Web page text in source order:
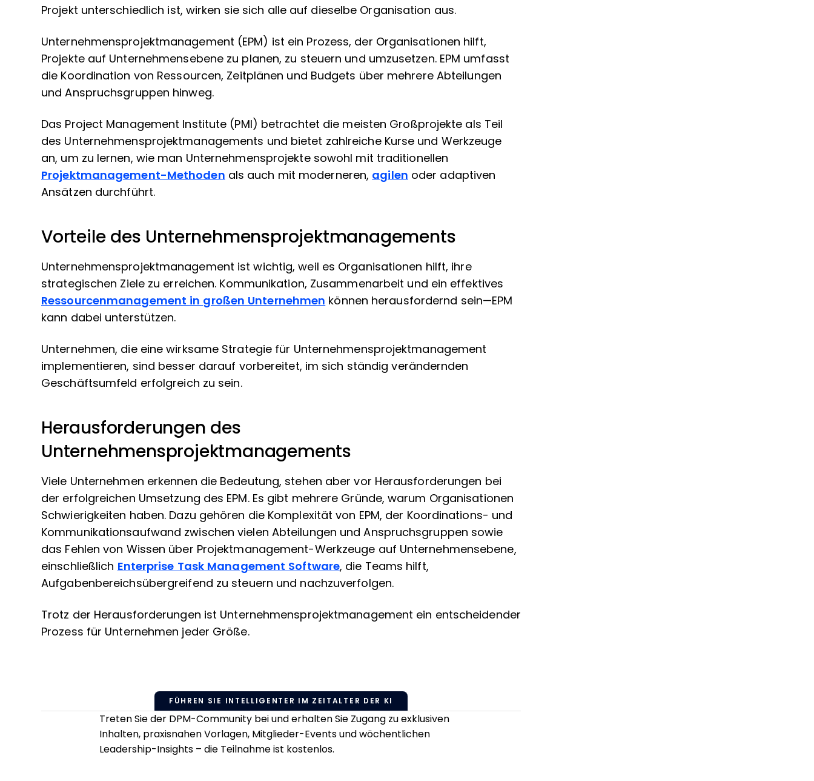
Projekt unterschiedlich ist, wirken sie sich alle auf dieselbe Organisation aus.
Unternehmensprojektmanagement (EPM) ist ein Prozess, der Organisationen hilft,
Projekte auf Unternehmensebene zu planen, zu steuern und umzusetzen. EPM umfasst
die Koordination von Ressourcen, Zeitplänen und Budgets über mehrere Abteilungen
und Anspruchsgruppen hinweg.
Das Project Management Institute (PMI) betrachtet die meisten Großprojekte als Teil
des Unternehmensprojektmanagements und bietet zahlreiche Kurse und Werkzeuge
an, um zu lernen, wie man Unternehmensprojekte sowohl mit traditionellen
Projektmanagement-Methoden als auch mit moderneren, agilen oder adaptiven
Ansätzen durchführt.
Vorteile des Unternehmensprojektmanagements
Unternehmensprojektmanagement ist wichtig, weil es Organisationen hilft, ihre
strategischen Ziele zu erreichen. Kommunikation, Zusammenarbeit und ein effektives
Ressourcenmanagement in großen Unternehmen können herausfordernd sein—EPM
kann dabei unterstützen.
Unternehmen, die eine wirksame Strategie für Unternehmensprojektmanagement
implementieren, sind besser darauf vorbereitet, im sich ständig verändernden
Geschäftsumfeld erfolgreich zu sein.
Herausforderungen des
Unternehmensprojektmanagements
Viele Unternehmen erkennen die Bedeutung, stehen aber vor Herausforderungen bei
der erfolgreichen Umsetzung des EPM. Es gibt mehrere Gründe, warum Organisationen
Schwierigkeiten haben. Dazu gehören die Komplexität von EPM, der Koordinations- und
Kommunikationsaufwand zwischen vielen Abteilungen und Anspruchsgruppen sowie
das Fehlen von Wissen über Projektmanagement-Werkzeuge auf Unternehmensebene,
einschließlich Enterprise Task Management Software, die Teams hilft,
Aufgabenbereichsübergreifend zu steuern und nachzuverfolgen.
Trotz der Herausforderungen ist Unternehmensprojektmanagement ein entscheidender
Prozess für Unternehmen jeder Größe.
FÜHREN SIE INTELLIGENTER IM ZEITALTER DER KI
Treten Sie der DPM-Community bei und erhalten Sie Zugang zu exklusiven
Inhalten, praxisnahen Vorlagen, Mitglieder-Events und wöchentlichen
Leadership-Insights – die Teilnahme ist kostenlos.